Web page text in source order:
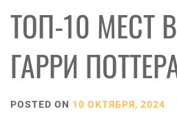
ТОП-10 МЕСТ
ГАРРИ
POSTED ON 10 ОКТЯБРЯ, 2024